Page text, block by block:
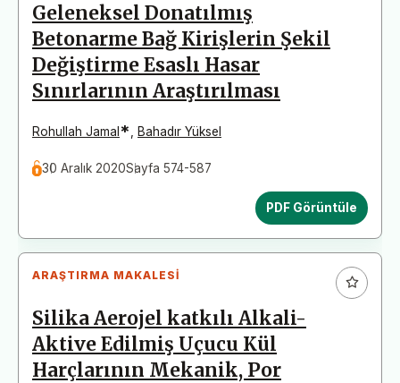
Geleneksel Donatılmış
Betonarme Bağ Kirişlerin Şekil
Değiştirme Esaslı Hasar
Sınırlarının Araştırılması
Rohullah Jamal * Bahadır Yüksel
30 Aralık 2020Sayfa 574-587
PDF Görüntüle
ARAŞTIRMA MAKALESI
Silika Aerojel katkılı Alkali-
Aktive Edilmiş Uçucu Kül
Harçlarının Mekanik, Por